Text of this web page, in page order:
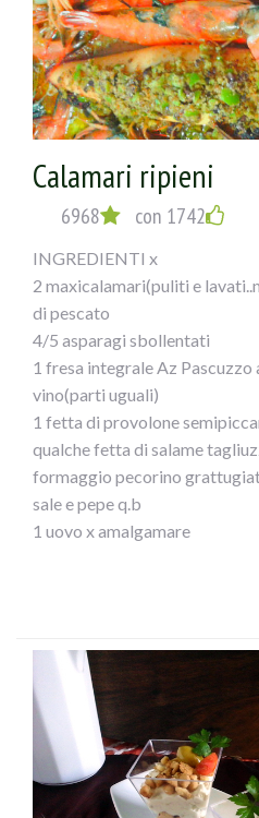
Calamari ripieni
6968 con 1742
INGREDIENTI x
2 maxicalamari(puliti e
di pescato
4/5 asparagi sbollentati
1 fresa integrale Az Pascuzzo
vino(parti uguali)
1 fetta di provolone
qualche fetta di salame
formaggio pecorino
sale e pepe q.b
1 uovo x amalgamare
gamberoni (16...nel mio caso
olio evo
aglio tritato
PROCEDIMNTO
e uovo,amalgamare il tutto